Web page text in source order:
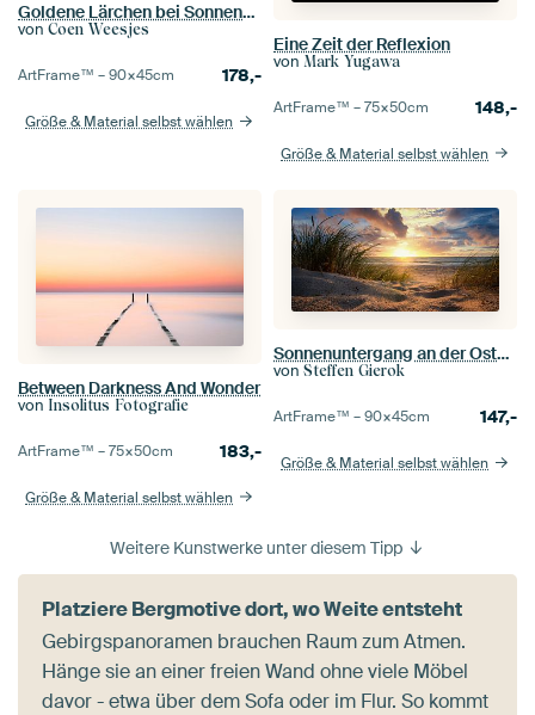
Goldene Lärchen bei Sonnenaufgang – Herbstpanorama am Dachstein
von Coen Weesjes
ArtFrame™ –90×45cm 178,-
Größe & Material selbst wählen
Eine Zeit der Reflexion
von Mark Yugawa
ArtFrame™ –75×50cm 148,-
Größe & Material selbst wählen
Between Darkness And Wonder
von Insolitus Fotografie
ArtFrame™ –75×50cm 183,-
Größe & Material selbst wählen
Sonnenuntergang an der Ostsee
von Steffen Gierok
ArtFrame™ –90×45cm 147,-
Größe & Material selbst wählen
Weitere Kunstwerke unter diesem Tipp
Platziere Bergmotive dort, wo Weite entsteht
Gebirgspanoramen brauchen Raum zum Atmen.
Hänge sie an einer freien Wand ohne viele Möbel
davor - etwa über dem Sofa oder im Flur. So kommt